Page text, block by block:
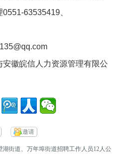
0551-63535419、
徽皖信人力资源管理有限公
邀请
湖街道、万年埠街道招聘工作人员12人公